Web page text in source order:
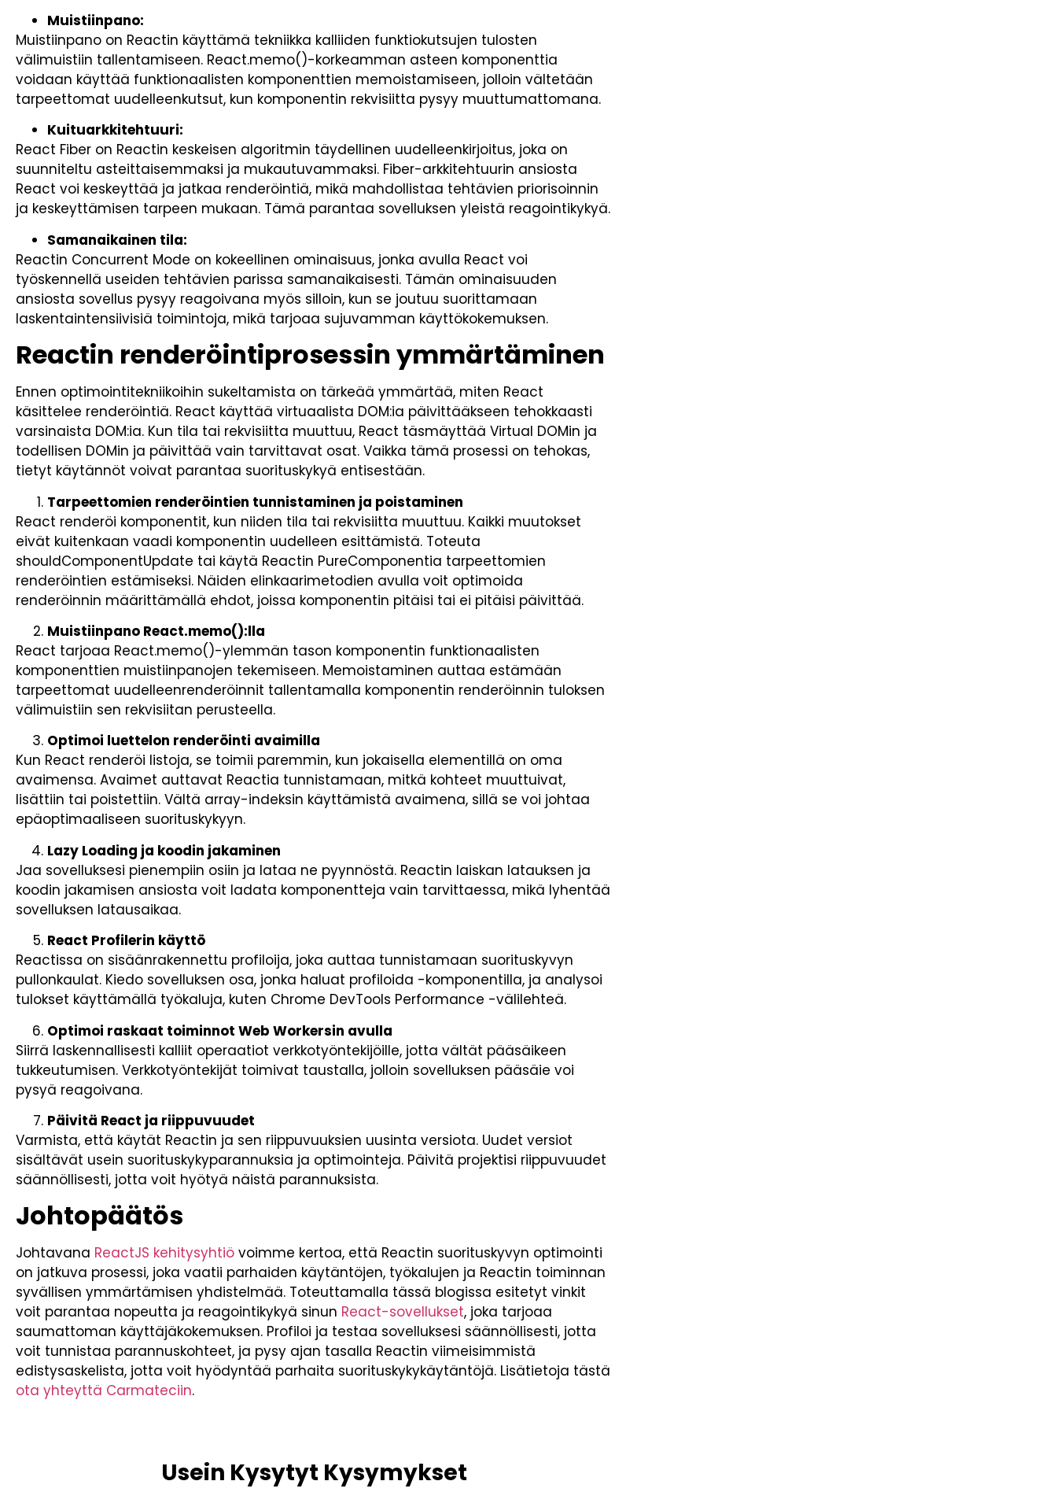
Muistiinpano:
Muistiinpano on Reactin käyttämä tekniikka kalliiden funktiokutsujen tulosten
välimuistiin tallentamiseen. React.memo()-korkeamman asteen komponenttia
voidaan käyttää funktionaalisten komponenttien memoistamiseen, jolloin vältetään
tarpeettomat uudelleenkutsut, kun komponentin rekvisiitta pysyy muuttumattomana.
Kuituarkkitehtuuri:
React Fiber on Reactin keskeisen algoritmin täydellinen uudelleenkirjoitus, joka on
suunniteltu asteittaisemmaksi ja mukautuvammaksi. Fiber-arkkitehtuurin ansiosta
React voi keskeyttää ja jatkaa renderöintiä, mikä mahdollistaa tehtävien priorisoinnin
ja keskeyttämisen tarpeen mukaan. Tämä parantaa sovelluksen yleistä reagointikykyä.
Samanaikainen tila:
Reactin Concurrent Mode on kokeellinen ominaisuus, jonka avulla React voi
työskennellä useiden tehtävien parissa samanaikaisesti. Tämän ominaisuuden
ansiosta sovellus pysyy reagoivana myös silloin, kun se joutuu suorittamaan
laskentaintensiivisiä toimintoja, mikä tarjoaa sujuvamman käyttökokemuksen.
Reactin renderöintiprosessin ymmärtäminen
Ennen optimointitekniikoihin sukeltamista on tärkeää ymmärtää, miten React
käsittelee renderöintiä. React käyttää virtuaalista DOM:ia päivittääkseen tehokkaasti
varsinaista DOM:ia. Kun tila tai rekvisiitta muuttuu, React täsmäyttää Virtual DOMin ja
todellisen DOMin ja päivittää vain tarvittavat osat. Vaikka tämä prosessi on tehokas,
tietyt käytännöt voivat parantaa suorituskykyä entisestään.
Tarpeettomien renderöintien tunnistaminen ja poistaminen
React renderöi komponentit, kun niiden tila tai rekvisiitta muuttuu. Kaikki muutokset
eivät kuitenkaan vaadi komponentin uudelleen esittämistä. Toteuta
shouldComponentUpdate tai käytä Reactin PureComponentia tarpeettomien
renderöintien estämiseksi. Näiden elinkaarimetodien avulla voit optimoida
renderöinnin määrittämällä ehdot, joissa komponentin pitäisi tai ei pitäisi päivittää.
Muistiinpano React.memo():lla
React tarjoaa React.memo()-ylemmän tason komponentin funktionaalisten
komponenttien muistiinpanojen tekemiseen. Memoistaminen auttaa estämään
tarpeettomat uudelleenrenderöinnit tallentamalla komponentin renderöinnin tuloksen
välimuistiin sen rekvisiitan perusteella.
Optimoi luettelon renderöinti avaimilla
Kun React renderöi listoja, se toimii paremmin, kun jokaisella elementillä on oma
avaimensa. Avaimet auttavat Reactia tunnistamaan, mitkä kohteet muuttuivat,
lisättiin tai poistettiin. Vältä array-indeksin käyttämistä avaimena, sillä se voi johtaa
epäoptimaaliseen suorituskykyyn.
Lazy Loading ja koodin jakaminen
Jaa sovelluksesi pienempiin osiin ja lataa ne pyynnöstä. Reactin laiskan latauksen ja
koodin jakamisen ansiosta voit ladata komponentteja vain tarvittaessa, mikä lyhentää
sovelluksen latausaikaa.
React Profilerin käyttö
Reactissa on sisäänrakennettu profiloija, joka auttaa tunnistamaan suorituskyvyn
pullonkaulat. Kiedo sovelluksen osa, jonka haluat profiloida -komponentilla, ja analysoi
tulokset käyttämällä työkaluja, kuten Chrome DevTools Performance -välilehteä.
Optimoi raskaat toiminnot Web Workersin avulla
Siirrä laskennallisesti kalliit operaatiot verkkotyöntekijöille, jotta vältät pääsäikeen
tukkeutumisen. Verkkotyöntekijät toimivat taustalla, jolloin sovelluksen pääsäie voi
pysyä reagoivana.
Päivitä React ja riippuvuudet
Varmista, että käytät Reactin ja sen riippuvuuksien uusinta versiota. Uudet versiot
sisältävät usein suorituskykyparannuksia ja optimointeja. Päivitä projektisi riippuvuudet
säännöllisesti, jotta voit hyötyä näistä parannuksista.
Johtopäätös
Johtavana ReactJS kehitysyhtiö voimme kertoa, että Reactin suorituskyvyn optimointi
on jatkuva prosessi, joka vaatii parhaiden käytäntöjen, työkalujen ja Reactin toiminnan
syvällisen ymmärtämisen yhdistelmää. Toteuttamalla tässä blogissa esitetyt vinkit
voit parantaa nopeutta ja reagointikykyä sinun React-sovellukset, joka tarjoaa
saumattoman käyttäjäkokemuksen. Profiloi ja testaa sovelluksesi säännöllisesti, jotta
voit tunnistaa parannuskohteet, ja pysy ajan tasalla Reactin viimeisimmistä
edistysaskelista, jotta voit hyödyntää parhaita suorituskykykäytäntöjä. Lisätietoja tästä
ota yhteyttä Carmateciin.
Usein Kysytyt Kysymykset